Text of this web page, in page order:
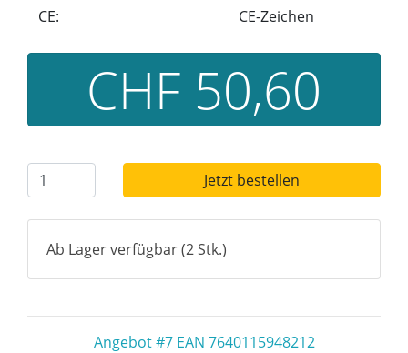
CE: CE-Zeichen
CHF 50,60
Jetzt bestellen
Ab Lager verfügbar (2 Stk.)
Angebot #7 EAN 7640115948212